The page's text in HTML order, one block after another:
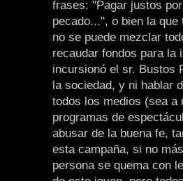
frases: "Pagar justos
pecado...", o bien la
no se puede mezclar
recaudar fondos para la
incursionó el sr. Bustos
la sociedad, y ni hablar
todos los medios (sea
programas de
abusar de la buena fe,
esta campaña, si no
persona se quema con